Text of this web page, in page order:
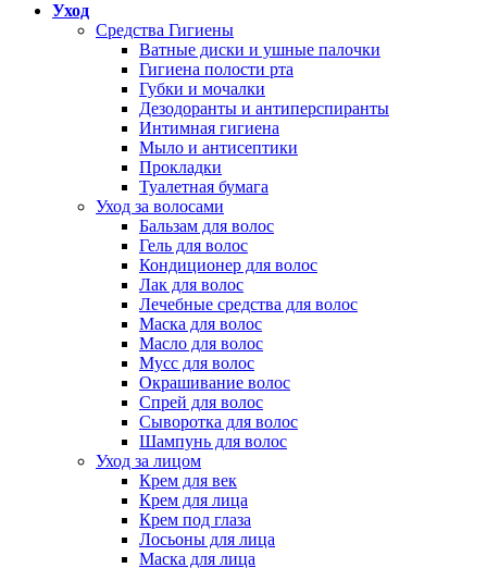
Уход
Средства Гигиены
Ватные диски и ушные палочки
Гигиена полости рта
Губки и мочалки
Дезодоранты и антиперспиранты
Интимная гигиена
Мыло и антисептики
Прокладки
Туалетная бумага
Уход за волосами
Бальзам для волос
Гель для волос
Кондиционер для волос
Лак для волос
Лечебные средства для волос
Маска для волос
Масло для волос
Мусс для волос
Окрашивание волос
Спрей для волос
Сыворотка для волос
Шампунь для волос
Уход за лицом
Крем для век
Крем для лица
Крем под глаза
Лосьоны для лица
Маска для лица